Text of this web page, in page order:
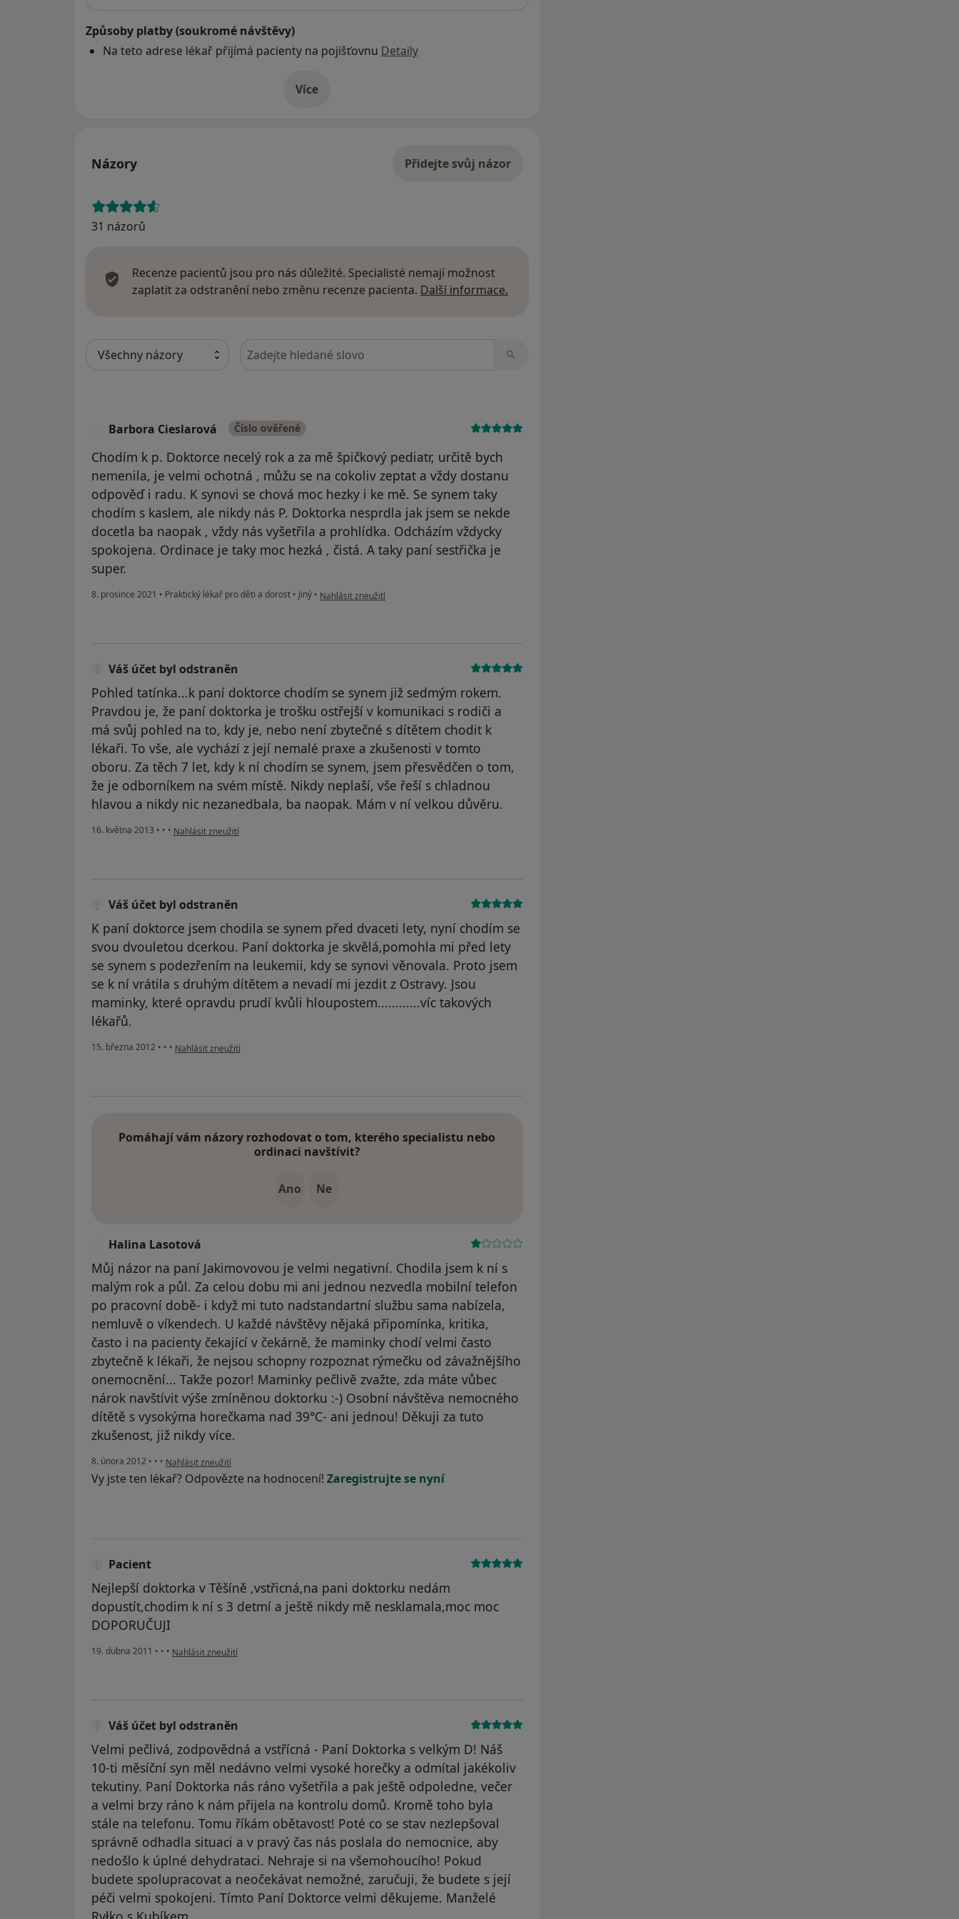
Způsoby platby (soukromé návštěvy)
Na teto adrese lékař přijímá pacienty na pojišťovnu Detaily
Víceo adrese
Názory Přidejte svůj názor
31 názorů
Recenze pacientů jsou pro nás důležité. Specialisté nemají možnost
zaplatit za odstranění nebo změnu recenze pacienta. Další informace.
Hledejte v názorech
Barbora Cieslarová Číslo ověřené
Chodím k p. Doktorce necelý rok a za mě špičkový pediatr, určitě bych
nemenila, je velmi ochotná , můžu se na cokoliv zeptat a vždy dostanu
odpověď i radu. K synovi se chová moc hezky i ke mě. Se synem taky
chodím s kaslem, ale nikdy nás P. Doktorka nesprdla jak jsem se nekde
docetla ba naopak , vždy nás vyšetřila a prohlídka. Odcházím vždycky
spokojena. Ordinace je taky moc hezká , čistá. A taky paní sestřička je
super.
8. prosince 2021 • Praktický lékař pro děti a dorost • Jiný • podle názoru uživatele Barbora Cieslarová
Nahlásit zneužití
Váš účet byl odstraněn
Pohled tatínka...k paní doktorce chodím se synem již sedmým rokem.
Pravdou je, že paní doktorka je trošku ostřejší v komunikaci s rodiči a
má svůj pohled na to, kdy je, nebo není zbytečné s dítětem chodit k
lékaři. To vše, ale vychází z její nemalé praxe a zkušenosti v tomto
oboru. Za těch 7 let, kdy k ní chodím se synem, jsem přesvědčen o tom,
že je odborníkem na svém místě. Nikdy neplaší, vše řeší s chladnou
hlavou a nikdy nic nezanedbala, ba naopak. Mám v ní velkou důvěru.
16. května 2013 • • • podle názoru uživatele Váš účet byl odstraněn
Nahlásit zneužití
Váš účet byl odstraněn
K paní doktorce jsem chodila se synem před dvaceti lety, nyní chodím se
svou dvouletou dcerkou. Paní doktorka je skvělá,pomohla mi před lety
se synem s podezřením na leukemii, kdy se synovi věnovala. Proto jsem
se k ní vrátila s druhým dítětem a nevadí mi jezdit z Ostravy. Jsou
maminky, které opravdu prudí kvůli hloupostem............víc takových
lékařů.
15. března 2012 • • • podle názoru uživatele Váš účet byl odstraněn
Nahlásit zneužití
Pomáhají vám názory rozhodovat o tom, kterého specialistu nebo
ordinaci navštívit?
Ano Ne
Halina Lasotová
Můj názor na paní Jakimovovou je velmi negativní. Chodila jsem k ní s
malým rok a půl. Za celou dobu mi ani jednou nezvedla mobilní telefon
po pracovní době- i když mi tuto nadstandartní službu sama nabízela,
nemluvě o víkendech. U každé návštěvy nějaká připomínka, kritika,
často i na pacienty čekající v čekárně, že maminky chodí velmi často
zbytečně k lékaři, že nejsou schopny rozpoznat rýmečku od závažnějšího
onemocnění... Takže pozor! Maminky pečlivě zvažte, zda máte vůbec
nárok navštívit výše zmíněnou doktorku :-) Osobní návštěva nemocného
dítětě s vysokýma horečkama nad 39°C- ani jednou! Děkuji za tuto
zkušenost, již nikdy více.
8. února 2012 • • • podle názoru uživatele Halina Lasotová
Nahlásit zneužití
Vy jste ten lékař? Odpovězte na hodnocení! Zaregistrujte se nyní
Pacient
Nejlepší doktorka v Těšíně ,vstřicná,na pani doktorku nedám
dopustít,chodim k ní s 3 detmí a ještě nikdy mě nesklamala,moc moc
DOPORUČUJI
19. dubna 2011 • • • podle názoru uživatele Pacient
Nahlásit zneužití
Váš účet byl odstraněn
Velmi pečlivá, zodpovědná a vstřícná - Paní Doktorka s velkým D! Náš
10-ti měsíční syn měl nedávno velmi vysoké horečky a odmítal jakékoliv
tekutiny. Paní Doktorka nás ráno vyšetřila a pak ještě odpoledne, večer
a velmi brzy ráno k nám přijela na kontrolu domů. Kromě toho byla
stále na telefonu. Tomu říkám obětavost! Poté co se stav nezlepšoval
správně odhadla situaci a v pravý čas nás poslala do nemocnice, aby
nedošlo k úplné dehydrataci. Nehraje si na všemohoucího! Pokud
budete spolupracovat a neočekávat nemožné, zaručuji, že budete s její
péči velmi spokojeni. Tímto Paní Doktorce velmi děkujeme. Manželé